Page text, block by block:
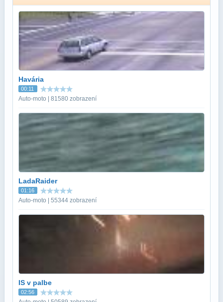
Havária
00:11
Auto-moto | 81580 zobrazení
LadaRaider
01:16
Auto-moto | 55344 zobrazení
IS v palbe
02:56